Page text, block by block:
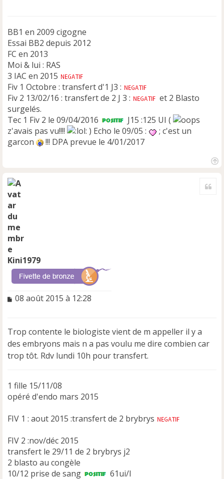
o
n
l
u
BB1 en 2009 cigogne
Essai BB2 depuis 2012
FC en 2013
Moi & lui : RAS
3 IAC en 2015
Fiv 1 Octobre : transfert d'1 J3 :
Fiv 2 13/02/16 : transfert de 2 J 3 :
et 2 Blasto
surgelés.
Tec 1 Fiv 2 le 09/04/2016
J15 :125 UI (
z'avais pas vu!!!!
) Echo le 09/05 :
; c'est un
garcon
!!! DPA prevue le 4/01/2017
Kini1979
M
a
g
e
n
l
u
08 août 2015 à 12:28
Trop contente le biologiste vient de m appeller il y a
des embryons mais n a pas voulu me dire combien car
trop tôt. Rdv lundi 10h pour transfert.
1 fille 15/11/08
opéré d'endo mars 2015
FIV 1 : aout 2015 :transfert de 2 brybrys
FIV 2 :nov/déc 2015
transfert le 29/11 de 2 brybrys j2
2 blasto au congèle
10/12 prise de sang
61ui/l